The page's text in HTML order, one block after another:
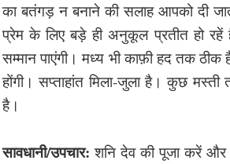
का बतंगड़ न बनाने की सलाह आपको दी
प्रेम के लिए बड़े ही अनुकूल प्रतीत हो रहें
सम्मान पाएंगी। मध्य भी काफ़ी हद तक ठीक
होंगी। सप्ताहांत मिला-जुला है। कुछ
है।
सावधानी/उपचार:शनि देव की पूजा करें